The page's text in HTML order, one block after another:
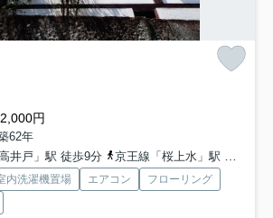
円
62年
井戸」駅 徒歩9分
京王線「桜上水」駅 徒歩12分
内洗濯機置場 エアコン
フローリング